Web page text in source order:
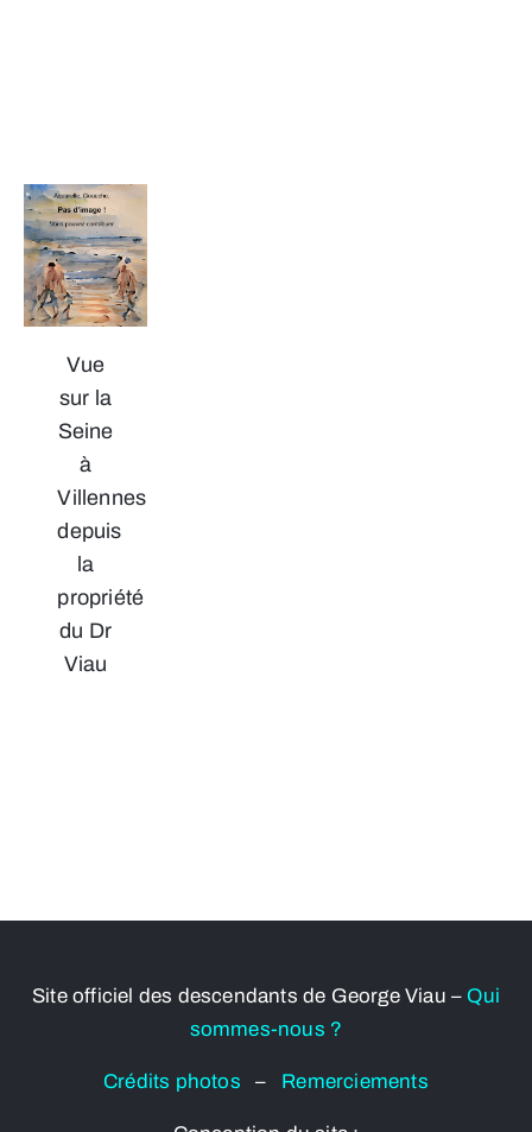
Vue
sur la
Seine
à
Villennes
depuis
la
propriété
du Dr
Viau
Site officiel des descendants de George Viau – Qui
sommes-nous ?
Crédits photos– Remerciements